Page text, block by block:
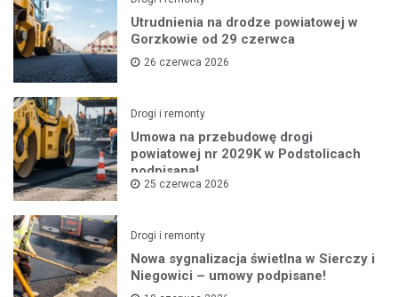
Utrudnienia na drodze powiatowej w
Gorzkowie od 29 czerwca
26 czerwca 2026
Drogi i remonty
Umowa na przebudowę drogi
powiatowej nr 2029K w Podstolicach
podpisana!
25 czerwca 2026
Drogi i remonty
Nowa sygnalizacja świetlna w Sierczy i
Niegowici – umowy podpisane!